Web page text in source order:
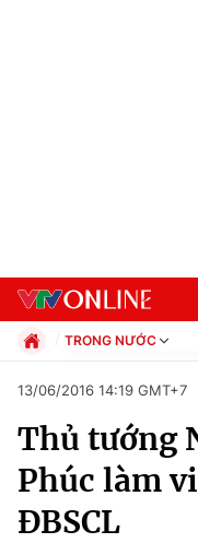
Chuyên mục
Chính trị
TRONG NƯỚC
Xã hội
Pháp luật
Thể thao
Truyền hình
13/06/2016 14:19 GMT+7
Thủ tướng
Phúc làm
ĐBSCL